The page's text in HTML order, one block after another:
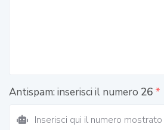
Antispam: inserisci il numero 26 *